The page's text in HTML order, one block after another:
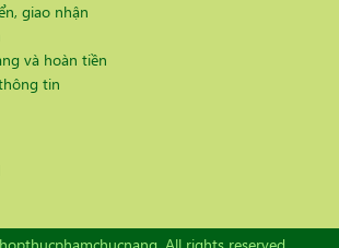
giao nhận
và hoàn tiền
tin